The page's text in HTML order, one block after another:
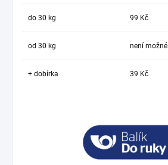
do 30 kg 99 Kč
od 30 kg není možné
+ dobírka 39 Kč